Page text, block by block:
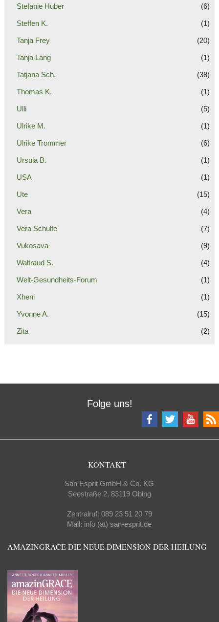
Stefanie Huber (6)
Steffen K. (1)
Tanja Frey (20)
Tanja Lang (1)
Tatjana Sch. (38)
Thomas K. (1)
Ulli (5)
Ulrike M. (1)
Ulrike Trommer (6)
Ursula B. (1)
USA (1)
Ute (15)
Vera (4)
Vera Schulte (7)
Vukosava (9)
Waltraud S. (4)
Welt-Gesundheits-Forum (1)
Xheni (1)
Yvonne A. (15)
Zita (2)
Folge uns!
KONTAKT
San Esprit GmbH & Co. KG
Seestraße 2, 83119 Obing
Zentralruf: 089 23 51 20 79
Mail: info (ät) san-esprit.de
AMAZINGRACE DIE NEUE DIMENSION DER HEILUNG